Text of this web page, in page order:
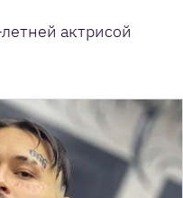
актрисой